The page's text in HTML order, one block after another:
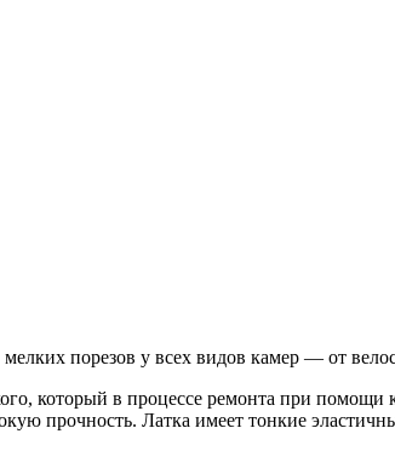
порезов у всех видов камер — от
который в процессе ремонта при помощи
прочность. Латка имеет тонкие